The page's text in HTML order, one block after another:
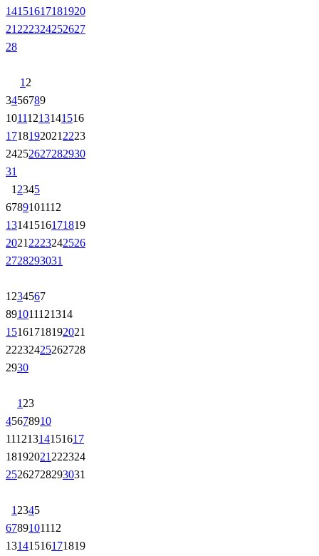
14151617181920
21 222324252627
28
1 2
3456789
10111213141516
1718192021 2223
24252627282930
31
1 2345
6789101112
13141516171819
2021 2223242526
2728293031
1 234567
891011121314
15161718192021
22232425262728
2930
1 23
45678910
11121314151617
18192021 222324
25262728293031
1 2345
6789101112
13141516171819